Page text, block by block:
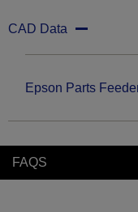
CAD Data
Epson Parts
FAQS